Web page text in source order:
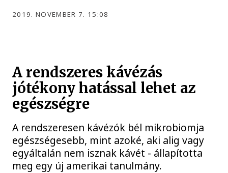
2019. NOVEMBER 7. 15:08
A rendszeres kávézás
jótékony hatással lehet az
egészségre
A rendszeresen kávézók bél mikrobiomja
egészségesebb, mint azoké, aki alig vagy
egyáltalán nem isznak kávét - állapította
meg egy új amerikai tanulmány.